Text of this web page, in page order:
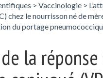
> Vaccinologie >
chez le nourrisson né de
du portage
la